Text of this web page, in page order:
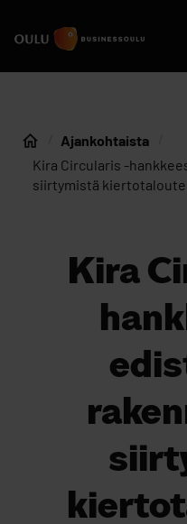
Etusivulle
In
Etusivu
Ajankohtaista
Kira Circularis -
siirtymistä
Kira